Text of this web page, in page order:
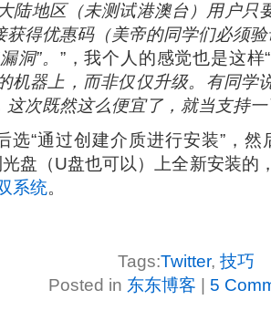
陆地区（未测试港澳台）用户只
获得优惠码（美帝的同学们必须验
洞”。 ”，我个人的感觉也是这样“
机器上，而非仅仅升级。有同
这次既然这么便宜了，就当支持
选“通过创建介质进行安装”，然
盘（U盘也可以）上全新安装的
系统。
Tags:Twitter, 技巧
Posted in 东东博客 5